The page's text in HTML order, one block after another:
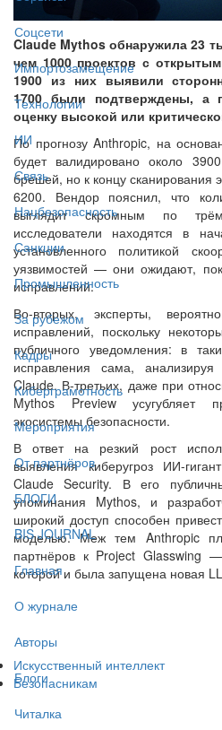
Соцсети
Импортозамещение
Технологии
ИИ
Связь
Нацбезопасность
Санкции
Промышленность
За рубежом
Кадры
Киберграмотность
Мероприятия
От партнёров
БЛОГИ
BIS JOURNAL
Главная
О журнале
Авторы
Блоги
Читалка
Claude Mythos обнаружила 23
чем 1000 проектов с
1900 из них выявили
1700 были подтверждены, а
оценку высокой или
По прогнозу Anthropic, на
будет валидировано около
брешей, но к концу сканирования
6200. Вендор пояснил, что
выглядит скромным по
исследователи находятся в
установленного политикой
уязвимостей — они ожидают,
исправлений.
Во-вторых, эксперты,
исправлений, поскольку
публичного уведомления: в
исправления сама,
Claude. В-третьих, даже при
Mythos Preview усугубляет
экосистемы безопасности.
В ответ на резкий рост
выявления киберугроз ИИ-
Claude Security. В его
упоминания Mythos, и
широкий доступ способен
моделью. Меж тем Anthropic
партнёров к Project Glasswing
которой и была запущена новая
Искусственный интеллект
Безопасникам